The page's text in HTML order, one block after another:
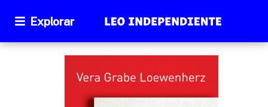
Explorar